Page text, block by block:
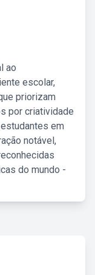
ao
escolar,
priorizam
por criatividade
em
notável,
do mundo -